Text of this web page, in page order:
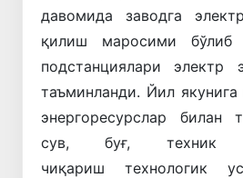
давомида заводга
қилиш маросими
подстанциялари электр
таъминланди. Йил якунига
энергоресурслар билан
сув, буғ, техник
чиқариш технологик